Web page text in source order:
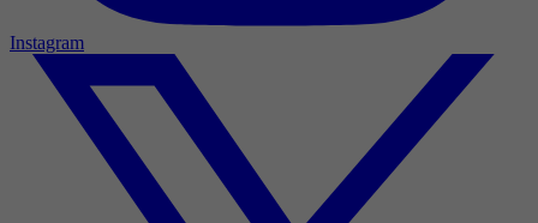
Instagram